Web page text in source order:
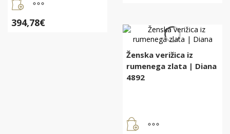
394,78€
Ženska verižica iz
rumenega zlata | Diana
4892